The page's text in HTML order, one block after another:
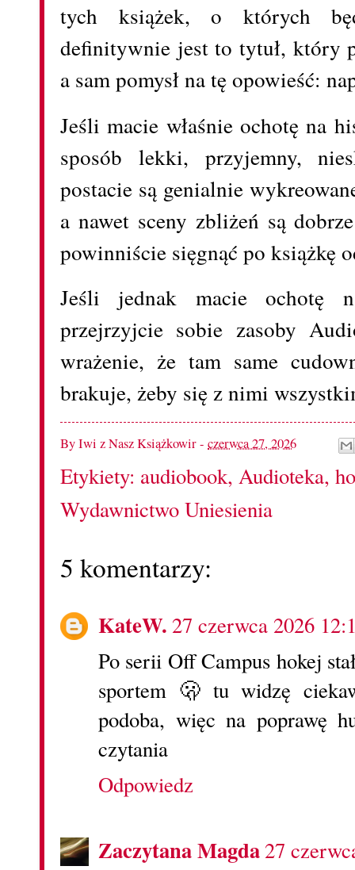
tych książek, o których
definitywnie jest to tytuł, który
a sam pomysł na tę opowieść:
Jeśli macie właśnie ochotę na
sposób lekki, przyjemny,
postacie są genialnie
a nawet sceny zbliżeń są
powinniście sięgnąć po książkę
Jeśli jednak macie ochotę
przejrzyjcie sobie zasoby
wrażenie, że tam same
brakuje, żeby się z nimi
ByIwi z Nasz Książkowir- czerwca 27, 2026
Etykiety: audiobook, Audioteka,
Wydawnictwo Uniesienia
5 komentarzy:
KateW. 27 czerwca 2026
Po serii Off Campus hokej
sportem 🫢 tu widzę
podoba, więc na poprawę
czytania
Odpowiedz
Zaczytana Magda27